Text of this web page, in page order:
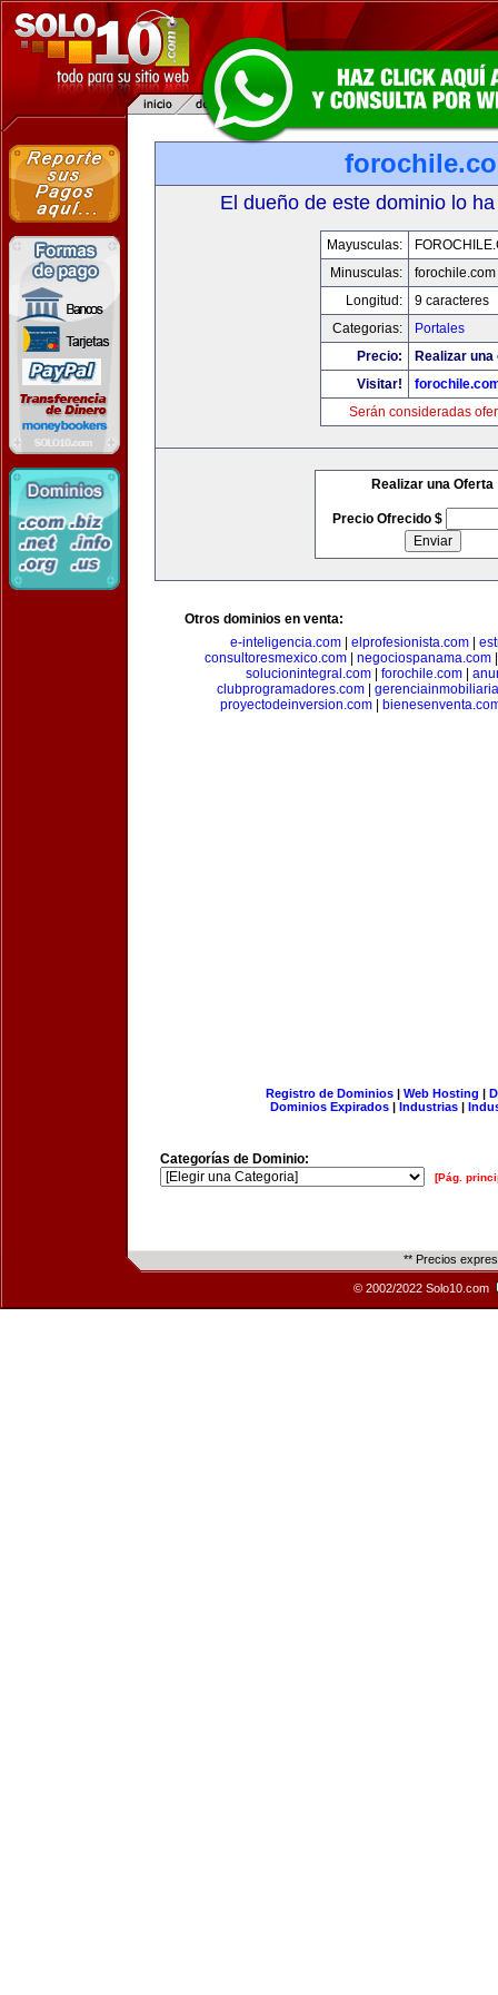
El dueño de este dominio lo
Mayusculas:
Minusculas:
forochile.com
Longitud:
9 caracteres
Categorias:
Portales
Precio:
Realizar
Visitar!
Serán consideradas
Realizar una Oferta
Precio Ofrecido $
Otros dominios en venta:
e-inteligencia.com
elprofesionista.com
consultoresmexico.com| negociospanama.com
solucionintegral.com| forochile.com|
clubprogramadores.com
proyectodeinversion.com|
Registro de Dominios| Web Hosting |
Dominios Expirados | Industrias |
Categorías de Dominio:
[Pág.
** Precios
© 2002/2022 Solo10.com